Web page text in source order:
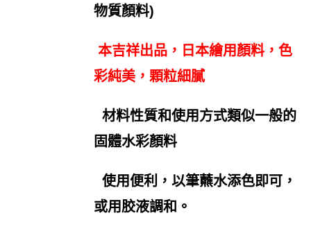
物質顏料)
本吉祥出品，日本繪用顏料，色
彩純美，顆粒細膩
材料性質和使用方式類似一般的
固體水彩顏料
使用便利，以筆蘸水添色即可，
或用胶液調和。